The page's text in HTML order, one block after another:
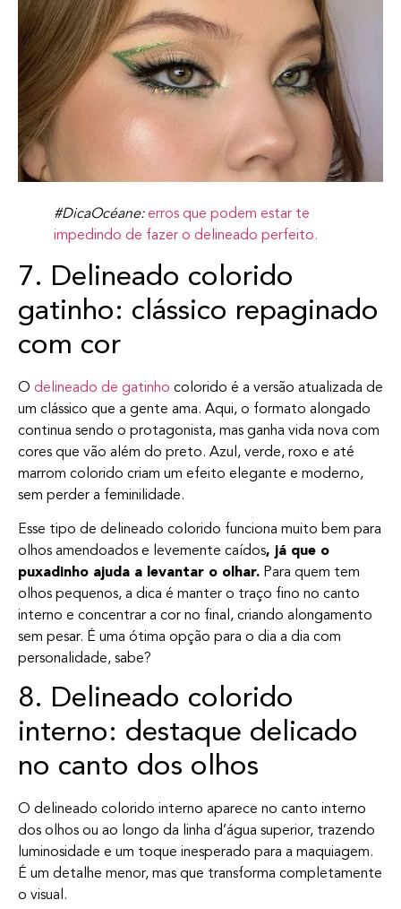
#DicaOcéane:erros que podem estar te
impedindo de fazer o delineado perfeito.
7. Delineado colorido
gatinho: clássico repaginado
com cor
O delineado de gatinho colorido é a versão atualizada de
um clássico que a gente ama. Aqui, o formato alongado
continua sendo o protagonista, mas ganha vida nova com
cores que vão além do preto. Azul, verde, roxo e até
marrom colorido criam um efeito elegante e moderno,
sem perder a feminilidade.
Esse tipo de delineado colorido funciona muito bem para
olhos amendoados e levemente caídos, já que o
puxadinho ajuda a levantar o olhar. Para quem tem
olhos pequenos, a dica é manter o traço fino no canto
interno e concentrar a cor no final, criando alongamento
sem pesar. É uma ótima opção para o dia a dia com
personalidade, sabe?
8. Delineado colorido
interno: destaque delicado
no canto dos olhos
O delineado colorido interno aparece no canto interno
dos olhos ou ao longo da linha d’água superior, trazendo
luminosidade e um toque inesperado para a maquiagem.
É um detalhe menor, mas que transforma completamente
o visual.